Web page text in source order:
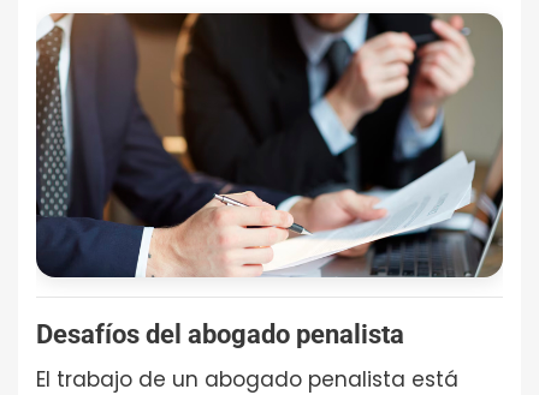
Desafíos del abogado penalista
El trabajo de un abogado penalista está